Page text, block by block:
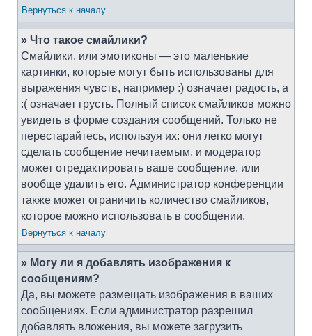
Вернуться к началу
» Что такое смайлики?
Смайлики, или эмотиконы — это маленькие
картинки, которые могут быть использованы для
выражения чувств, например :) означает радость, а
:( означает грусть. Полный список смайликов можно
увидеть в форме создания сообщений. Только не
перестарайтесь, используя их: они легко могут
сделать сообщение нечитаемым, и модератор
может отредактировать ваше сообщение, или
вообще удалить его. Администратор конференции
также может ограничить количество смайликов,
которое можно использовать в сообщении.
Вернуться к началу
» Могу ли я добавлять изображения к
сообщениям?
Да, вы можете размещать изображения в ваших
сообщениях. Если администратор разрешил
добавлять вложения, вы можете загрузить